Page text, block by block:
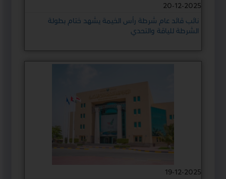
20-12-2025
نائب قائد عام شرطة رأس الخيمة يشهد ختام بطولة
الشرطة للياقة والتحدي
19-12-2025